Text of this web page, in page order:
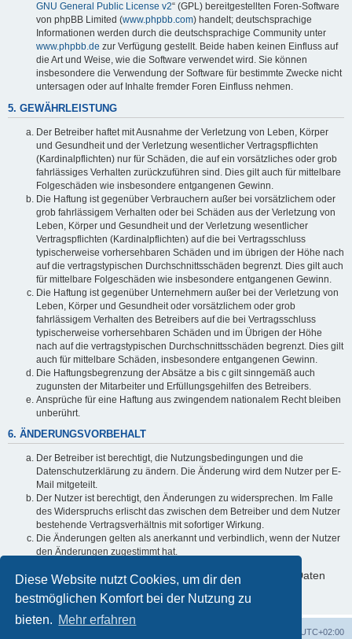
Diese Website nutzt Cookies, um dir den
bestmöglichen Komfort bei der Nutzung zu
bieten. Mehr erfahren
GNU General Public License v2“ (GPL) bereitgestellten Foren-Software
von phpBB Limited (www.phpbb.com) handelt; deutschsprachige
Informationen werden durch die deutschsprachige Community unter
www.phpbb.de zur Verfügung gestellt. Beide haben keinen Einfluss auf
die Art und Weise, wie die Software verwendet wird. Sie können
insbesondere die Verwendung der Software für bestimmte Zwecke nicht
untersagen oder auf Inhalte fremder Foren Einfluss nehmen.
5. GEWÄHRLEISTUNG
Der Betreiber haftet mit Ausnahme der Verletzung von Leben, Körper
und Gesundheit und der Verletzung wesentlicher Vertragspflichten
(Kardinalpflichten) nur für Schäden, die auf ein vorsätzliches oder grob
fahrlässiges Verhalten zurückzuführen sind. Dies gilt auch für mittelbare
Folgeschäden wie insbesondere entgangenen Gewinn.
Die Haftung ist gegenüber Verbrauchern außer bei vorsätzlichem oder
grob fahrlässigem Verhalten oder bei Schäden aus der Verletzung von
Leben, Körper und Gesundheit und der Verletzung wesentlicher
Vertragspflichten (Kardinalpflichten) auf die bei Vertragsschluss
typischerweise vorhersehbaren Schäden und im übrigen der Höhe nach
auf die vertragstypischen Durchschnittsschäden begrenzt. Dies gilt auch
für mittelbare Folgeschäden wie insbesondere entgangenen Gewinn.
Die Haftung ist gegenüber Unternehmern außer bei der Verletzung von
Leben, Körper und Gesundheit oder vorsätzlichem oder grob
fahrlässigem Verhalten des Betreibers auf die bei Vertragsschluss
typischerweise vorhersehbaren Schäden und im Übrigen der Höhe
nach auf die vertragstypischen Durchschnittsschäden begrenzt. Dies gilt
auch für mittelbare Schäden, insbesondere entgangenen Gewinn.
Die Haftungsbegrenzung der Absätze a bis c gilt sinngemäß auch
zugunsten der Mitarbeiter und Erfüllungsgehilfen des Betreibers.
Ansprüche für eine Haftung aus zwingendem nationalem Recht bleiben
unberührt.
6. ÄNDERUNGSVORBEHALT
Der Betreiber ist berechtigt, die Nutzungsbedingungen und die
Datenschutzerklärung zu ändern. Die Änderung wird dem Nutzer per E-
Mail mitgeteilt.
Der Nutzer ist berechtigt, den Änderungen zu widersprechen. Im Falle
des Widerspruchs erlischt das zwischen dem Betreiber und dem Nutzer
bestehende Vertragsverhältnis mit sofortiger Wirkung.
Die Änderungen gelten als anerkannt und verbindlich, wenn der Nutzer
den Änderungen zugestimmt hat.
Informationen über den Umgang mit deinen persönlichen Daten
sind in der Datenschutzerklärung enthalten.
UTC+02:00